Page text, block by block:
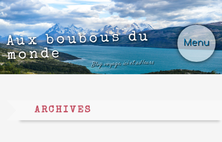
Menu
Aux boubous du
monde
Blog voyage, ici et ailleurs
ARCHIVES